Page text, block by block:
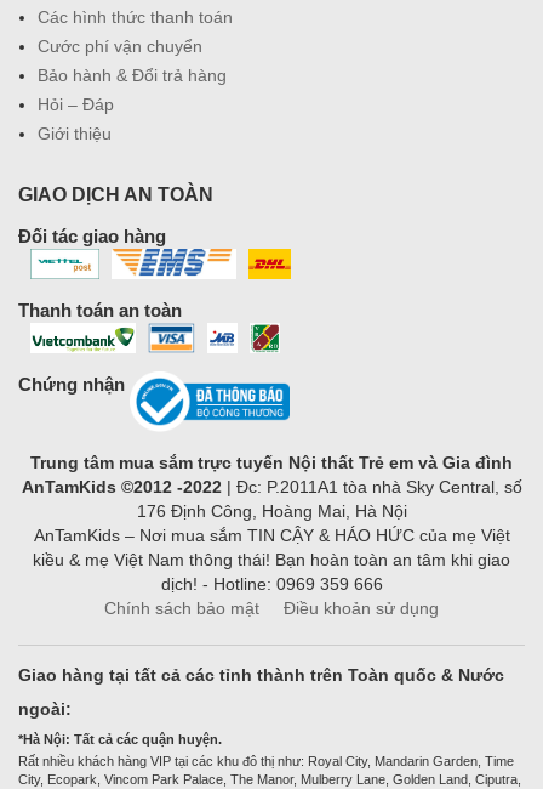
Các hình thức thanh toán
Cước phí vận chuyển
Bảo hành & Đổi trả hàng
Hỏi – Đáp
Giới thiệu
GIAO DỊCH AN TOÀN
Đối tác giao hàng
Thanh toán an toàn
Chứng nhận
Trung tâm mua sắm trực tuyến Nội thất Trẻ em và Gia đình
AnTamKids ©2012 -2022| Đc: P.2011A1 tòa nhà Sky Central, số
176 Định Công, Hoàng Mai, Hà Nội
AnTamKids – Nơi mua sắm TIN CẬY & HÁO HỨC của mẹ Việt
kiều & mẹ Việt Nam thông thái! Bạn hoàn toàn an tâm khi giao
dịch! - Hotline: 0969 359 666
Chính sách bảo mật
Điều khoản sử dụng
Giao hàng tại tất cả các tỉnh thành trên Toàn quốc & Nước
ngoài:
*Hà Nội: Tất cả các quận huyện.
Rất nhiều khách hàng VIP tại các khu đô thị như: Royal City, Mandarin Garden, Time
City, Ecopark, Vincom Park Palace, The Manor, Mulberry Lane, Golden Land, Ciputra,